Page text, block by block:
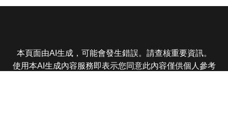
本頁面由AI生成，可能會發生錯誤。請查核重要資訊。
使用本AI生成內容服務即表示您同意此內容僅供個人參考